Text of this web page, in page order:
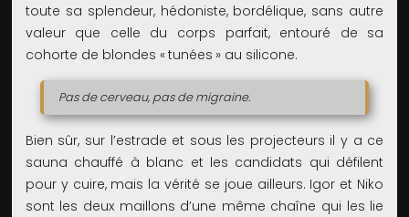
toute sa splendeur, hédoniste, bordélique, sans autre
valeur que celle du corps parfait, entouré de sa
cohorte de blondes « tunées » au silicone.
Pas de cerveau, pas de migraine.
Bien sûr, sur l’estrade et sous les projecteurs il y a ce
sauna chauffé à blanc et les candidats qui défilent
pour y cuire, mais la vérité se joue ailleurs. Igor et Niko
sont les deux maillons d’une même chaîne qui les lie